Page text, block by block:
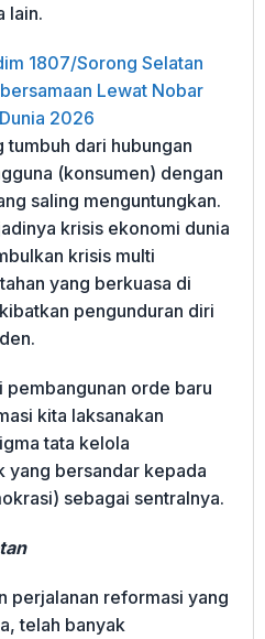
lain.
1807/Sorong Selatan
Lewat Nobar
2026
tumbuh dari hubungan
(konsumen) dengan
saling menguntungkan.
krisis ekonomi dunia
krisis multi
yang berkuasa di
pengunduran diri
orde baru
kita laksanakan
tata kelola
yang bersandar kepada
sebagai sentralnya.
perjalanan reformasi yang
telah banyak